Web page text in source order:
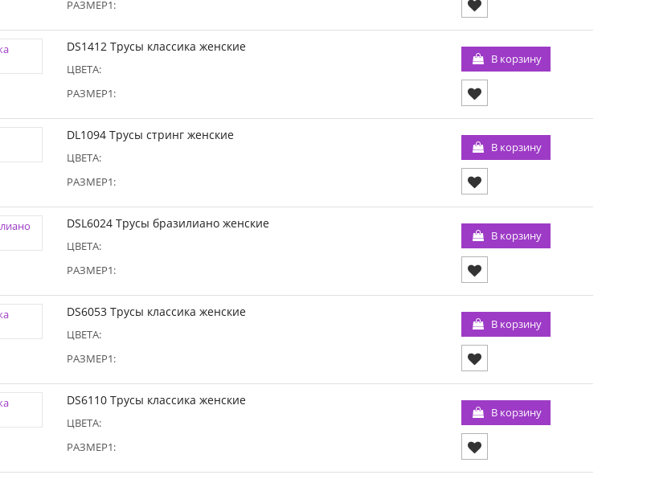
РАЗМЕР1:
DS1412 Трусы классика женские
ЦВЕТА:
РАЗМЕР1:
В корзину
DL1094 Трусы стринг женские
ЦВЕТА:
РАЗМЕР1:
В корзину
DSL6024 Трусы бразилиано женские
ЦВЕТА:
РАЗМЕР1:
В корзину
DS6053 Трусы классика женские
ЦВЕТА:
РАЗМЕР1:
В корзину
DS6110 Трусы классика женские
ЦВЕТА:
РАЗМЕР1:
В корзину